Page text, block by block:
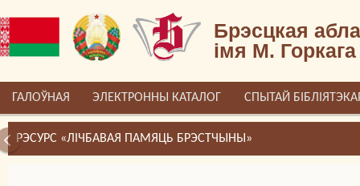
Брэсцкая
імя М. Горкага
ГАЛОЎНАЯ ЭЛЕКТРОННЫ КАТАЛОГ СПЫТАЙ
РЭСУРС «ЛІЧБАВАЯ ПАМЯЦЬ БРЭСТЧЫНЫ»